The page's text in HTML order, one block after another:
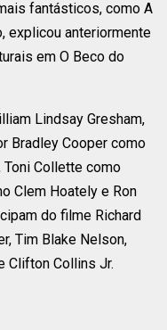
fantásticos, como A
explicou anteriormente
em O Beco do
Lindsay Gresham,
Bradley Cooper como
Toni Collette como
Clem Hoately e Ron
do filme Richard
Tim Blake Nelson,
Clifton Collins Jr.